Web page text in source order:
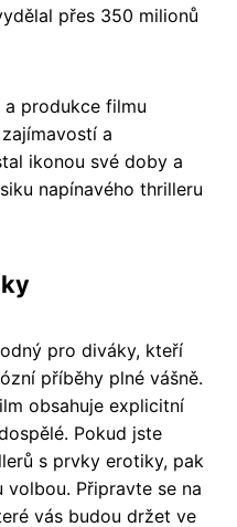
přes 350 milionů
produkce filmu
a
ikonou své doby a
napínavého thrilleru
pro diváky, kteří
příběhy plné vášně.
obsahuje explicitní
Pokud jste
s prvky erotiky, pak
Připravte se na
vás budou držet ve